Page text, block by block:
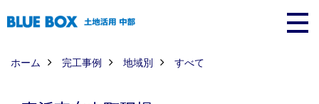
ホーム 完工事例 地域別 すべて